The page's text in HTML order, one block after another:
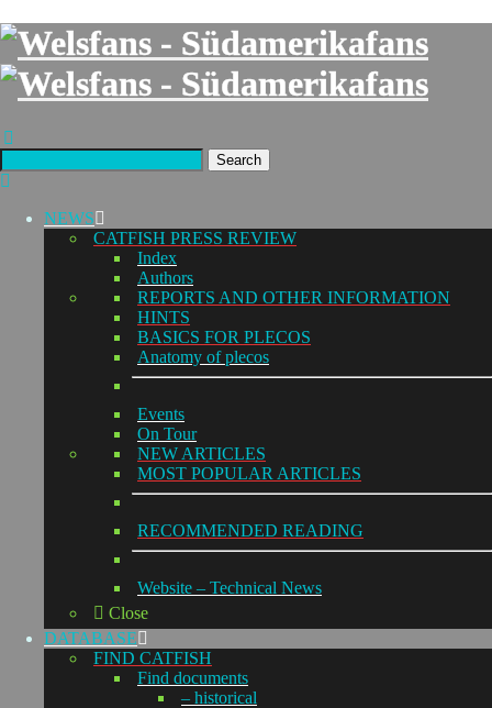
Search
NEWS
CATFISH PRESS REVIEW
Index
Authors
REPORTS AND OTHER INFORMATION
HINTS
BASICS FOR PLECOS
Anatomy of plecos
Events
On Tour
NEW ARTICLES
MOST POPULAR ARTICLES
RECOMMENDED READING
Website – Technical News
Close
DATABASE
FIND CATFISH
Find documents
– historical